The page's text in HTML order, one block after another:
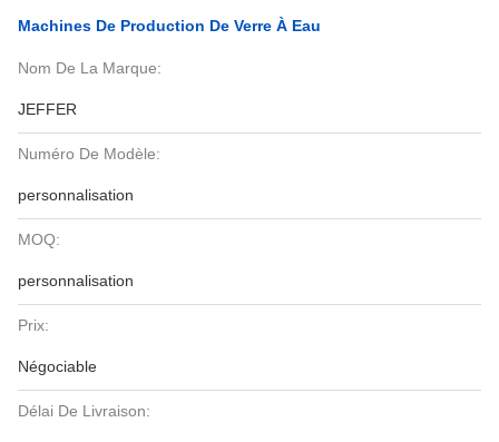
Machines De Production De Verre À Eau
Nom De La Marque:
JEFFER
Numéro De Modèle:
personnalisation
MOQ:
personnalisation
Prix:
Négociable
Délai De Livraison: